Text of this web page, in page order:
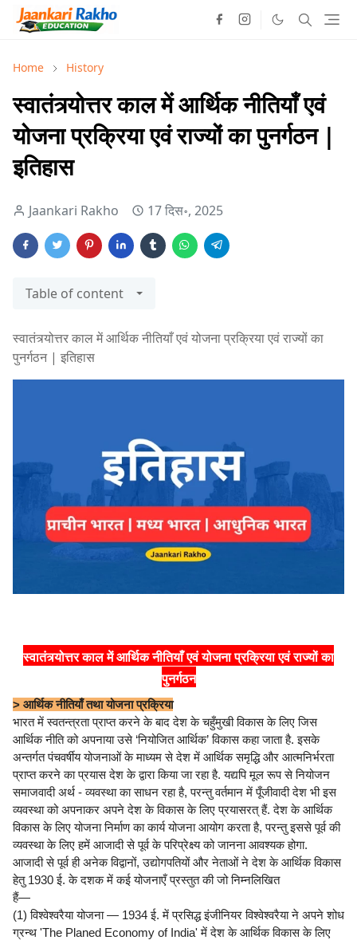
Home History
स्वातंत्र्योत्तर काल में आर्थिक नीतियाँ एवं
योजना प्रक्रिया एवं राज्यों का पुनर्गठन |
इतिहास
Jaankari Rakho 17 दिस॰, 2025
Table of content
स्वातंत्र्योत्तर काल में आर्थिक नीतियाँ एवं योजना प्रक्रिया एवं राज्यों का
पुनर्गठन | इतिहास
स्वातंत्र्योत्तर काल में आर्थिक नीतियाँ एवं योजना प्रक्रिया एवं राज्यों का
पुनर्गठन
> आर्थिक नीतियाँ तथा योजना प्रक्रिया
भारत में स्वतन्त्रता प्राप्त करने के बाद देश के चहुँमुखी विकास के लिए जिस
आर्थिक नीति को अपनाया उसे ‘नियोजित आर्थिक’ विकास कहा जाता है. इसके
अन्तर्गत पंचवर्षीय योजनाओं के माध्यम से देश में आर्थिक समृद्धि और आत्मनिर्भरता
प्राप्त करने का प्रयास देश के द्वारा किया जा रहा है. यद्यपि मूल रूप से नियोजन
समाजवादी अर्थ - व्यवस्था का साधन रहा है, परन्तु वर्तमान में पूँजीवादी देश भी इस
व्यवस्था को अपनाकर अपने देश के विकास के लिए प्रयासरत् हैं. देश के आर्थिक
विकास के लिए योजना निर्माण का कार्य योजना आयोग करता है, परन्तु इससे पूर्व की
व्यवस्था के लिए हमें आजादी से पूर्व के परिप्रेक्ष्य को जानना आवश्यक होगा.
आजादी से पूर्व ही अनेक विद्वानों, उद्योगपतियों और नेताओं ने देश के आर्थिक विकास
हेतु 1930 ई. के दशक में कई योजनाएँ प्रस्तुत की जो निम्नलिखित
हैं—
(1) विश्वेश्वरैया योजना — 1934 ई. में प्रसिद्ध इंजीनियर विश्वेश्वरैया ने अपने शोध
ग्रन्थ 'The Planed Economy of India' में देश के आर्थिक विकास के लिए